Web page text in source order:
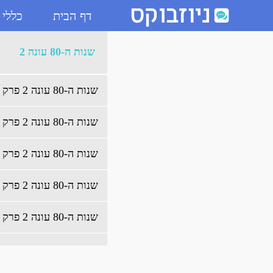
דף הבית כללי ארכיון שנות ה-80 עונה 2 - ניוזבוקס
שנות ה-80 עונה 2
שנות ה-80 עונה 2 פרק 13 לצפייה ישירה
שנות ה-80 עונה 2 פרק 12 לצפייה ישירה
שנות ה-80 עונה 2 פרק 11 לצפייה ישירה
שנות ה-80 עונה 2 פרק 10 לצפייה ישירה
שנות ה-80 עונה 2 פרק 9 לצפייה ישירה